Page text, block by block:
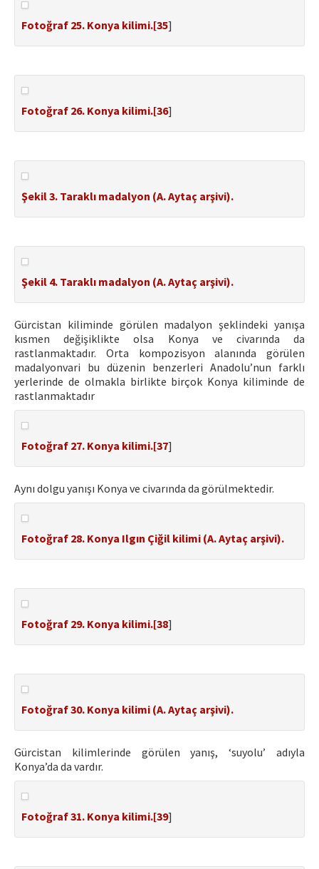
Fotoğraf 25. Konya kilimi.[35]
Fotoğraf 26. Konya kilimi.[36]
Şekil 3. Taraklı madalyon (A. Aytaç arşivi).
Şekil 4. Taraklı madalyon (A. Aytaç arşivi).
Gürcistan kiliminde görülen madalyon şeklindeki yanışa
kısmen değişiklikte olsa Konya ve civarında da
rastlanmaktadır. Orta kompozisyon alanında görülen
madalyonvari bu düzenin benzerleri Anadolu’nun farklı
yerlerinde de olmakla birlikte birçok Konya kiliminde de
rastlanmaktadır
Fotoğraf 27. Konya kilimi.[37]
Aynı dolgu yanışı Konya ve civarında da görülmektedir.
Fotoğraf 28. Konya Ilgın Çiğil kilimi (A. Aytaç arşivi).
Fotoğraf 29. Konya kilimi.[38]
Fotoğraf 30. Konya kilimi (A. Aytaç arşivi).
Gürcistan kilimlerinde görülen yanış, ‘suyolu’ adıyla
Konya’da da vardır.
Fotoğraf 31. Konya kilimi.[39]